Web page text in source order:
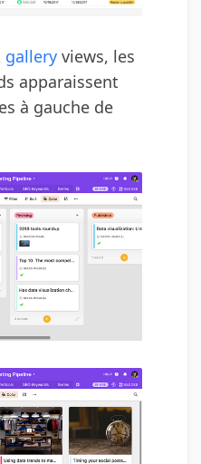
gallery views, les
apparaissent
à gauche de